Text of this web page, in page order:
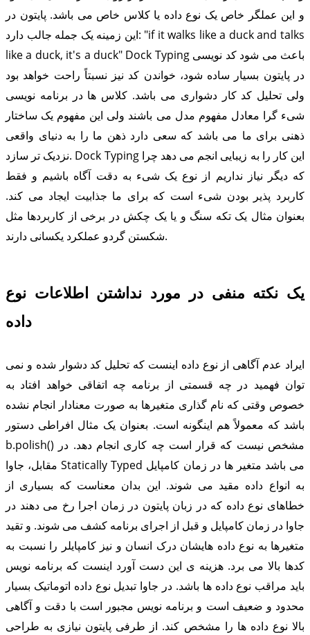
و این عملگر خاص یک نوع داده یا کلاس خاص می باشد. پایتون در
این زمینه یک جمله جالب دارد: "if it walks like a duck and talks
like a duck, it's a duck" Dock Typing باعث می شود کد نویسی
در پایتون بسیار ساده شود، خواندن کد نیز نسبتاً راحت خواهد بود
ولی تحلیل کد کار دشواری می باشد. کلاس ها در برنامه نویسی
شیء گرا معادل مفهوم مدل می باشند ولی این مفهوم یک ساختار
ذهنی برای ما می باشد که سعی دارد ذهن ما را به دنیای واقعی
نزدیک تر سازد. Dock Typing این کار را به زیبایی انجم می دهد چرا
که دیگر نیاز نداریم از نوع یک شیء به دقت آگاه باشیم و فقط
کاربرد پذیر بودن شیء است که برای ما جذابیت ایجاد می کند.
بعنوان مثال یک تکه سنگ و یا یک چکش در برخی از کاربردها مثل
شکستن گردو عملکرد یکسانی دارند.
یک نکته منفی در مورد نداشتن اطلاعات نوع
داده
ایراد عدم آگاهی از نوع داده اینست که تحلیل کد دشوار شده و نمی
توان فهمید در چه قسمتی از برنامه چه اتفاقی خواهد افتاد به
خصوص وقتی که نام گذاری متغیرها به صورت معنادار انجام نشده
باشد که معمولاً هم اینگونه است. بعنوان یک مثال افراطی دستور
b.polish() مشخص نیست که قرار است چه کاری انجام دهد. در
مقابل، جاوا Statically Typed می باشد متغیر ها در زمان کامپایل
به انواع داده مقید می شوند. این بدان معناست که بسیاری از
خطاهای نوع داده که در زبان پایتون در زمان اجرا رخ می دهند در
جاوا در زمان کامپایل و قبل از اجرای برنامه کشف می شوند. و تقید
متغیرها به نوع داده هایشان درک انسان و نیز کامپایلر را نسبت به
کدها بالا می برد. هزینه ی این دست آورد اینست که برنامه نویس
باید مراقب نوع داده ها باشد. در جاوا تبدیل نوع داده اتوماتیک بسیار
محدود و ضعیف است و برنامه نویس مجبور است با دقت و آگاهی
بالا نوع داده ها را مشخص کند. از طرفی پایتون نیازی به طراحی